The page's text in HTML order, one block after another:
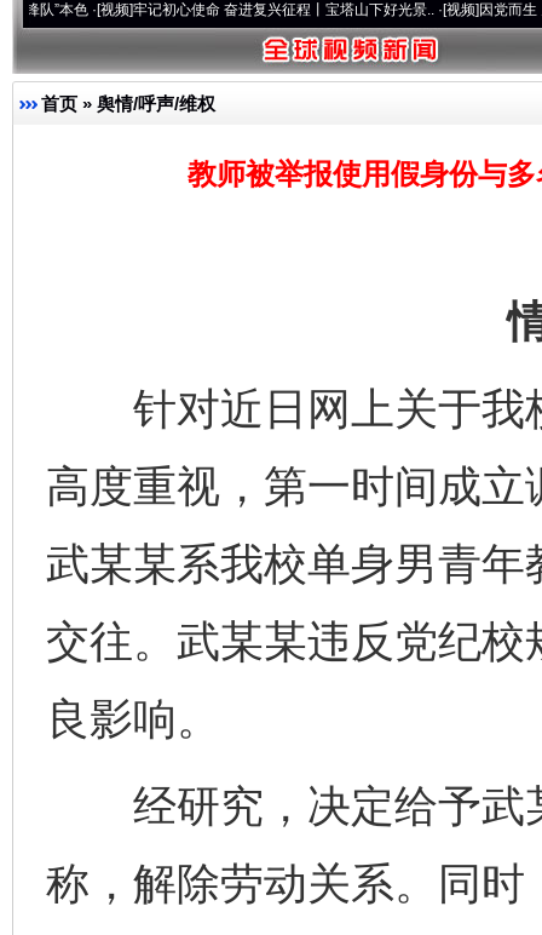
·[视频]牢记初心使命 奋进复兴征程丨宝塔山下好光景..·[视频]因党而生 为党而战
首页 » 舆情/呼声/维权
教师被举报使用假身份与
针对近日网上关于我
高度重视，第一时间成
武某某系我校单身男青
交往。武某某违反党纪
良影响。
经研究，决定给予武
称，解除劳动关系。同